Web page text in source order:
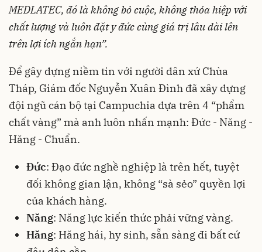
MEDLATEC, đó là không bỏ cuộc, không thỏa hiệp với
chất lượng và luôn đặt y đức cùng giá trị lâu dài lên
trên lợi ích ngắn hạn”.
Để gây dựng niềm tin với người dân xứ Chùa
Tháp, Giám đốc Nguyễn Xuân Đình đã xây dựng
đội ngũ cán bộ tại Campuchia dựa trên 4 “phẩm
chất vàng” mà anh luôn nhấn mạnh: Đức - Năng -
Hăng - Chuẩn.
Đức: Đạo đức nghề nghiệp là trên hết, tuyệt
đối không gian lận, không “sà sẻo” quyền lợi
của khách hàng.
Năng: Năng lực kiến thức phải vững vàng.
Hăng: Hăng hái, hy sinh, sẵn sàng đi bất cứ